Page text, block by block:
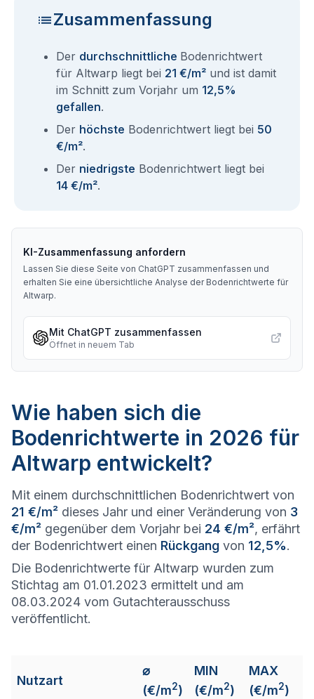
Zusammenfassung
Der durchschnittliche Bodenrichtwert
für Altwarp liegt bei 21 €/m² und ist damit
im Schnitt zum Vorjahr um 12,5%
gefallen.
Der höchste Bodenrichtwert liegt bei 50
€/m².
Der niedrigste Bodenrichtwert liegt bei
14 €/m².
KI-Zusammenfassung anfordern
Lassen Sie diese Seite von ChatGPT zusammenfassen und
erhalten Sie eine übersichtliche Analyse der Bodenrichtwerte für
Altwarp.
Mit ChatGPT zusammenfassen
Öffnet in neuem Tab
Wie haben sich die
Bodenrichtwerte in 2026 für
Altwarp entwickelt?
Mit einem durchschnittlichen Bodenrichtwert von
21 €/m² dieses Jahr und einer Veränderung von 3
€/m² gegenüber dem Vorjahr bei 24 €/m², erfährt
der Bodenrichtwert einen Rückgang von 12,5%.
Die Bodenrichtwerte für Altwarp wurden zum
Stichtag am 01.01.2023 ermittelt und am
08.03.2024 vom Gutachterausschuss
veröffentlicht.
Nutzart
⌀
(€/m2)
MIN
(€/m2)
MAX
(€/m2)